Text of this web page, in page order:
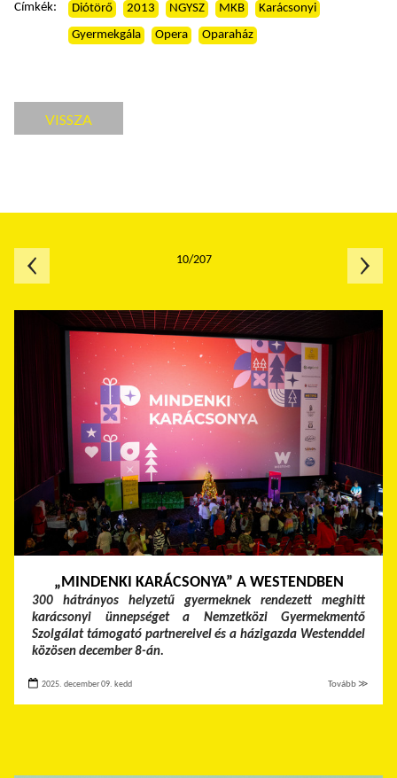
Címkék: Diótörő 2013 NGYSZ MKB
Karácsonyi
Gyermekgála
Opera Oparaház
VISSZA
„MINDENKI KARÁCSONYA” A WESTENDBEN
300 hátrányos helyzetű gyermeknek rendezett meghitt
karácsonyi ünnepséget a Nemzetközi Gyermekmentő
Szolgálat támogató partnereivel és a házigazda Westenddel
közösen december 8-án.
2025. december 09. kedd Tovább ≫
10/207